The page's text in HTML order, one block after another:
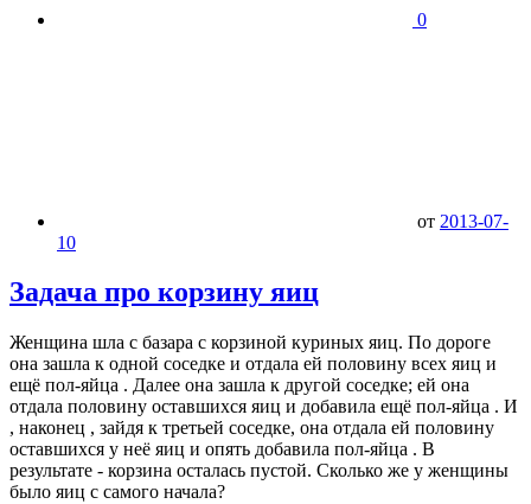
0
от 2013-07-
10
Задача про корзину яиц
Женщина шла с базара с корзиной куриных яиц. По дороге
она зашла к одной соседке и отдала ей половину всех яиц и
ещё пол-яйца . Далее она зашла к другой соседке; ей она
отдала половину оставшихся яиц и добавила ещё пол-яйца . И
, наконец , зайдя к третьей соседке, она отдала ей половину
оставшихся у неё яиц и опять добавила пол-яйца . В
результате - корзина осталась пустой. Сколько же у женщины
было яиц с самого начала?